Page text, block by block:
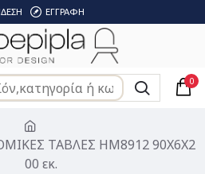
ΕΓΓΡΑΦΉ
0
ΤΑΒΛΕΣ HM8912 90Χ6Χ2
00 εκ.